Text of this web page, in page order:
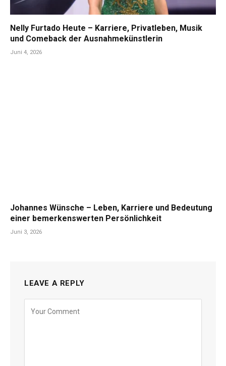
Nelly Furtado Heute – Karriere, Privatleben, Musik
und Comeback der Ausnahmekünstlerin
Juni 4, 2026
Johannes Wünsche – Leben, Karriere und Bedeutung
einer bemerkenswerten Persönlichkeit
Juni 3, 2026
LEAVE A REPLY